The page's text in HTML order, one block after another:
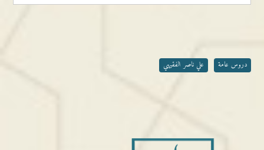
دروس عامة علي ناصر الفقيهي